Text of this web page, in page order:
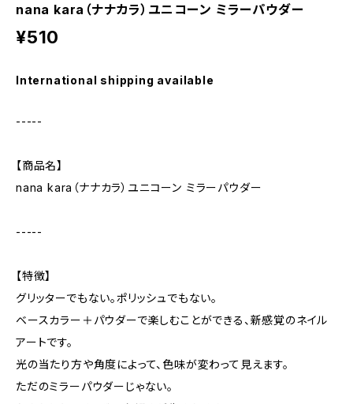
nana kara（ナナカラ）ユニコーン ミラーパウダー
¥510
International shipping available
-----
【商品名】
nana kara（ナナカラ）ユニコーン ミラーパウダー
-----
【特徴】
グリッターでもない。ポリッシュでもない。
ベースカラー＋パウダーで楽しむことができる、新感覚のネイル
アートです。
光の当たり方や角度によって、色味が変わって見えます。
ただのミラーパウダーじゃない。